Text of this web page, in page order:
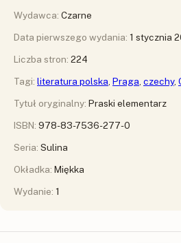
Wydawca: Czarne
Data pierwszego wydania: 1 stycznia
Liczba stron: 224
Tagi: literatura polska, Praga, czechy,
Tytuł oryginalny: Praski elementarz
ISBN: 978-83-7536-277-0
Seria: Sulina
Okładka: Miękka
Wydanie: 1